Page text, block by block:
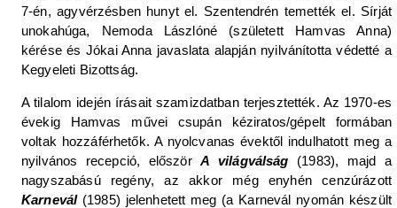
7-én, agyvérzésben hunyt el. Szentendrén temették el. Sírját
unokahúga, Nemoda Lászlóné (született Hamvas Anna)
kérése és Jókai Anna javaslata alapján nyilvánította védetté a
Kegyeleti Bizottság.
A tilalom idején írásait szamizdatban terjesztették. Az 1970-es
évekig Hamvas művei csupán kéziratos/gépelt formában
voltak hozzáférhetők. A nyolcvanas évektől indulhatott meg a
nyilvános recepció, előszörA világválság (1983), majd a
nagyszabású regény, az akkor még enyhén cenzúrázott
Karnevál (1985) jelenhetett meg (a Karnevál nyomán készült